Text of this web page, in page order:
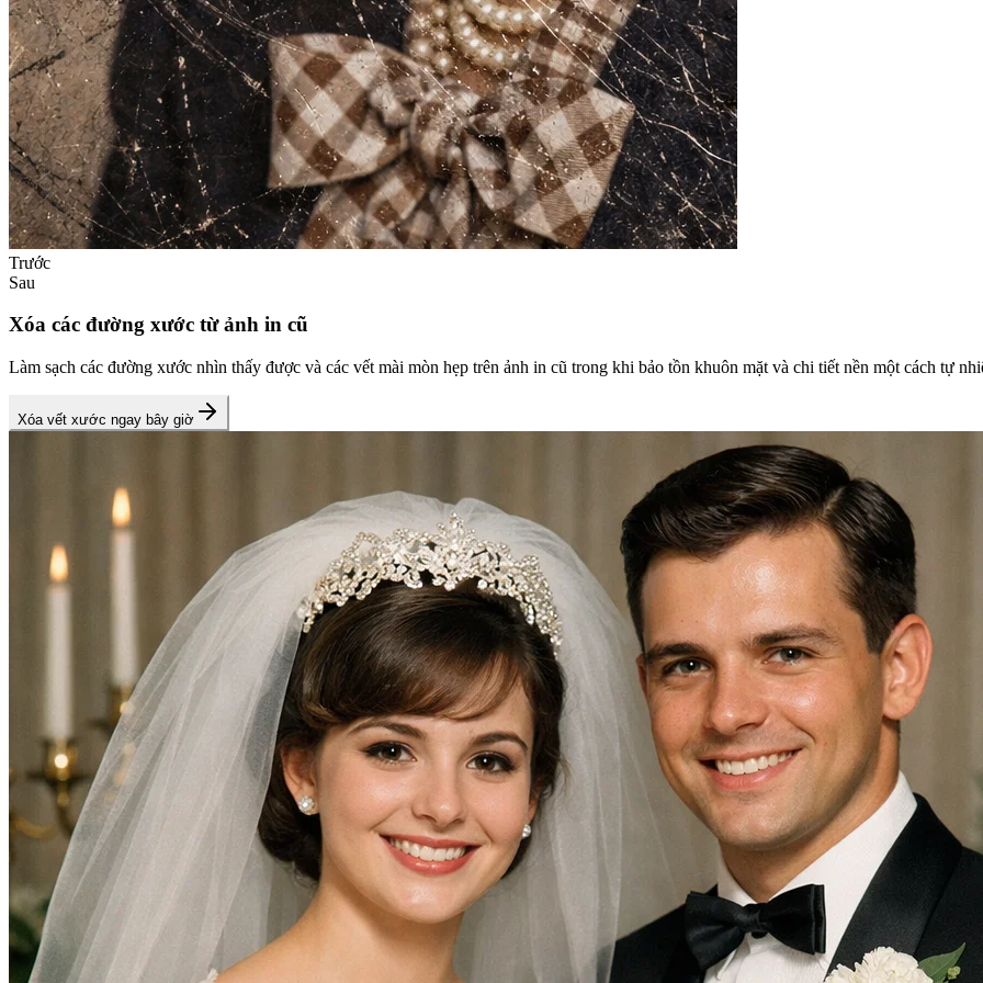
Trước
Sau
Xóa các đường xước từ ảnh in cũ
Làm sạch các đường xước nhìn thấy được và các vết mài mòn hẹp trên ảnh in cũ trong khi bảo tồn khuôn mặt và chi tiết nền một cách tự
Xóa vết xước ngay bây giờ